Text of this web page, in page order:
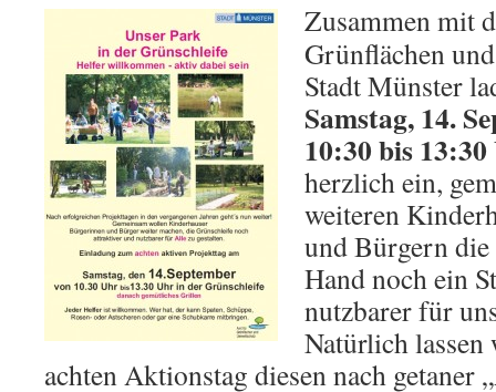
Zusammen mit
Grünflächen
Stadt Münster
Samstag, 14.
10:30 bis
herzlich ein,
weiteren
und Bürgern
Hand noch ein
nutzbarer für
Natürlich lassen
achten Aktionstag diesen nach getaner